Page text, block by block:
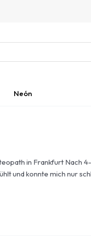
Neón
in Frankfurt Nach
und konnte mich nur